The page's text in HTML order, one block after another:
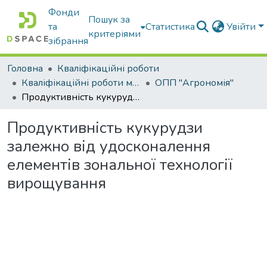
Фонди
та
зібрання
Пошук за
критеріями
Статистика Увійти
Головна
Кваліфікаційні роботи
Кваліфікаційні роботи магістрів
ОПП "Агрономія"
Продуктивність кукурудзи залежно від удосконалення елементів зональної технології вирощування
Продуктивність кукурудзи
залежно від удосконалення
елементів зональної технології
вирощування